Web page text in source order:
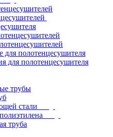
для полотенцесушителя
для полотенцесушителя
трубы
стали
труба